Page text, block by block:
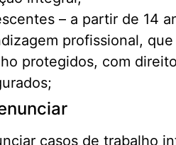
– a partir de 14
profissional,
protegidos, com
casos de trabalho